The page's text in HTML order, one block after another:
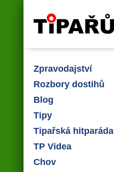
Tipařův palec
Zpravodajství
Rozbory dostihů
Blog
Tipy
Tipařská hitparáda
TP Videa
Chov